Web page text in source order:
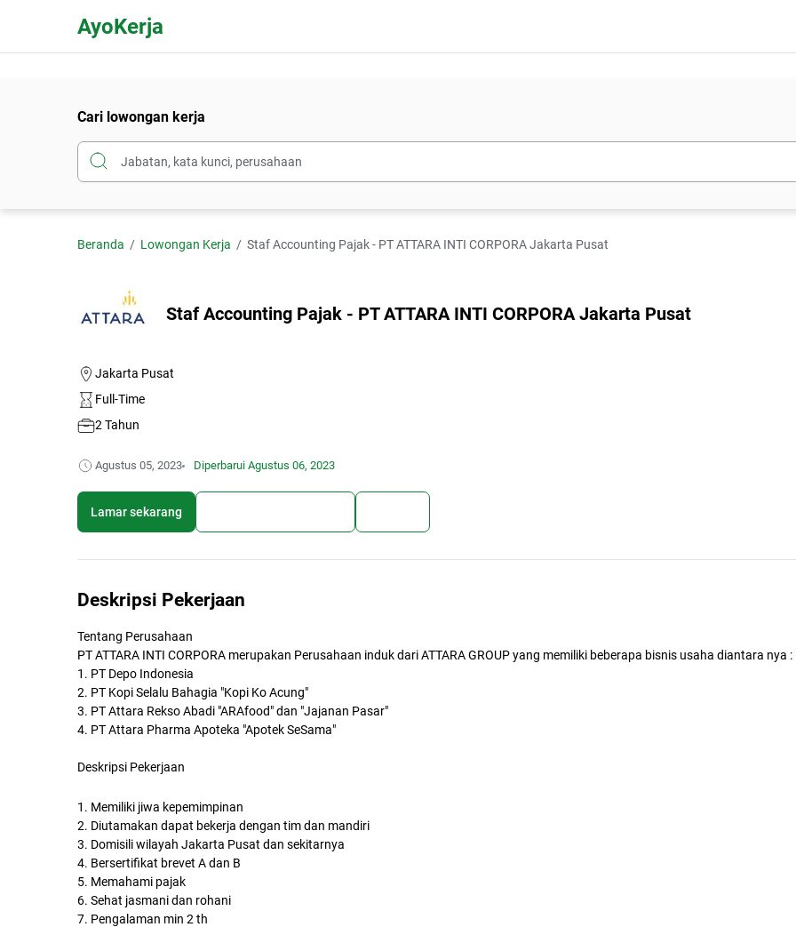
AyoKerja
Cari lowongan kerja
Beranda Lowongan Kerja Staf Accounting Pajak - PT ATTARA INTI CORPORA Jakarta Pusat
Staf Accounting Pajak - PT ATTARA INTI CORPORA Jakarta Pusat
Jakarta Pusat
Full-Time
2 Tahun
Agustus 05, 2023 Diperbarui Agustus 06, 2023
Lamar sekarang
Deskripsi Pekerjaan
Tentang Perusahaan
PT ATTARA INTI CORPORA merupakan Perusahaan induk dari ATTARA GROUP yang memiliki beberapa bisnis usaha diantara nya :
1. PT Depo Indonesia
2. PT Kopi Selalu Bahagia "Kopi Ko Acung"
3. PT Attara Rekso Abadi "ARAfood" dan "Jajanan Pasar"
4. PT Attara Pharma Apoteka "Apotek SeSama"
Deskripsi Pekerjaan
1. Memiliki jiwa kepemimpinan
2. Diutamakan dapat bekerja dengan tim dan mandiri
3. Domisili wilayah Jakarta Pusat dan sekitarnya
4. Bersertifikat brevet A dan B
5. Memahami pajak
6. Sehat jasmani dan rohani
7. Pengalaman min 2 th